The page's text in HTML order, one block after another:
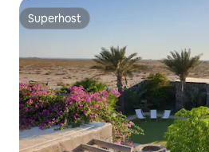
Superhost
Superhost